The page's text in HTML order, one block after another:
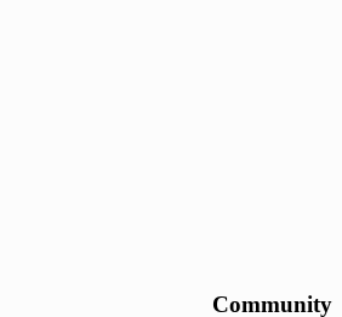
Community